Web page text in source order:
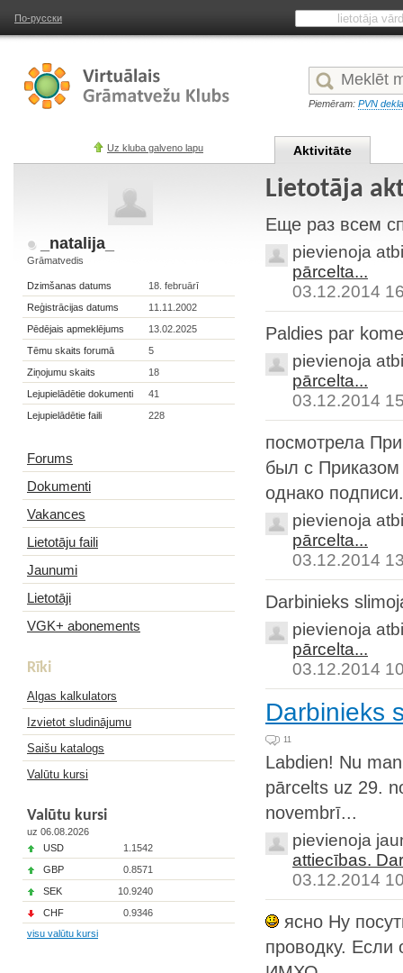
По-русски
Piemēram: PVN
Uz kluba galveno lapu Aktivitāte
_natalija_
Grāmatvedis
Dzimšanas datums
18. februārī
Reģistrācijas datums
11.11.2002
Pēdējais apmeklējums
13.02.2025
Tēmu skaits forumā
5
Ziņojumu skaits
18
Lejupielādētie dokumenti
41
Lejupielādētie faili
228
Forums
Dokumenti
Vakances
Lietotāju faili
Jaunumi
Lietotāji
VGK+ abonements
Rīki
Algas kalkulators
Izvietot sludinājumu
Saišu katalogs
Valūtu kursi
Valūtu kursi
uz 06.08.2026
USD
1.1542
GBP
0.8571
SEK
10.9240
CHF
0.9346
visu valūtu kursi
Lietotāja
Еще раз всем
pievienoja
pārcelta...
03.12.2014
Paldies par
pievienoja
pārcelta...
03.12.2014
посмотрела
был с Приказом
однако
pievienoja
pārcelta...
03.12.2014
Darbinieks
pievienoja
pārcelta...
03.12.2014
Darbinieks
11
Labdien! Nu
pārcelts uz 29.
novembrī...
pievienoja
attiecības.
03.12.2014
ясно Ну
проводку. Если